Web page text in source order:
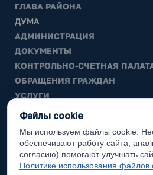
ГЛАВА РАЙОНА
ДУМА
АДМИНИСТРАЦИЯ
ДОКУМЕНТЫ
КОНТРОЛЬНО-СЧЕТНАЯ
ОБРАЩЕНИЯ ГРАЖДАН
УСЛУГИ
ТИК
ИНФОРМАЦИЯ
Законодательная карта
Карта сайта
Файлы cookie
Мы используем файлы cookie.
обеспечивают работу сайта,
согласию) помогают улучшать
Политике использования файлов